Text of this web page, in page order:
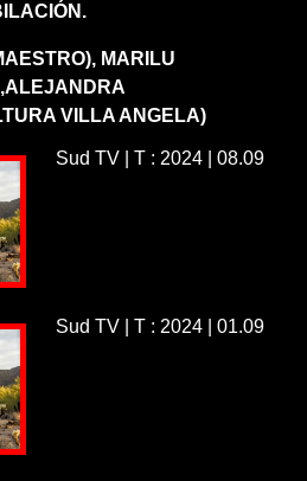
MARILU
VILLA ANGELA)
Sud TV | T : 2024 | 08.09
Sud TV | T : 2024 | 01.09